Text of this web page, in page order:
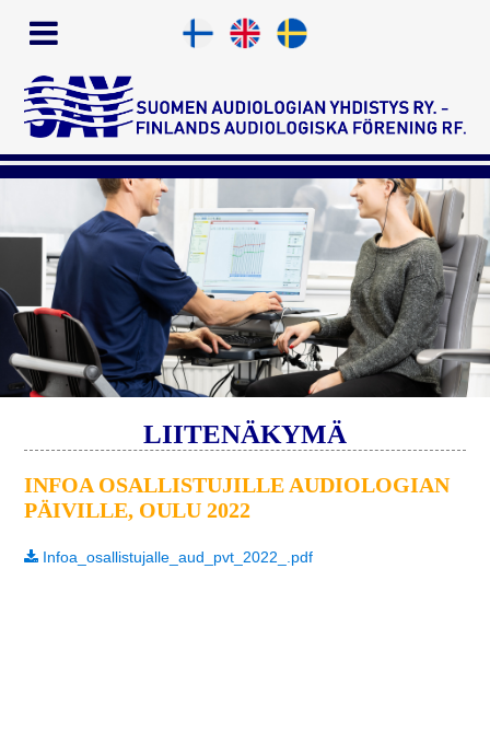
LIITENÄKYMÄ
INFOA OSALLISTUJILLE AUDIOLOGIAN
PÄIVILLE, OULU 2022
Infoa_osallistujalle_aud_pvt_2022_.pdf